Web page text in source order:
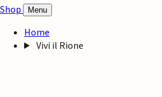
Shop Menu
Home
Vivi il Rione